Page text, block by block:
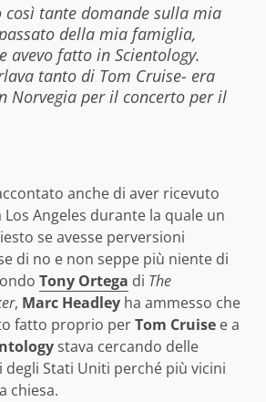
tante domande sulla mia
della mia famiglia,
avevo fatto in Scientology.
tanto di Tom Cruise- era
Norvegia per il concerto per il
anche di aver ricevuto
Angeles durante la quale un
se avesse perversioni
di no e non seppe più niente di
Tony Ortega di The
, Marc Headley ha ammesso che
fatto proprio perTom Cruise e a
stava cercando delle
degli Stati Uniti perché più vicini
chiesa.